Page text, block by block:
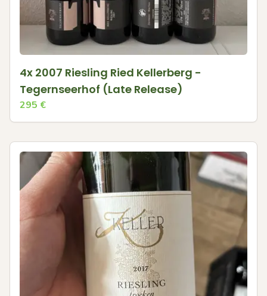
4x 2007 Riesling Ried Kellerberg -
Tegernseerhof (Late Release)
295 €